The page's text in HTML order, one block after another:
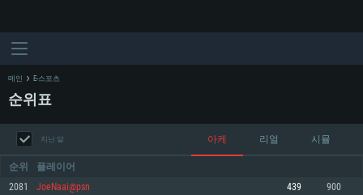
메인 E-스포츠
순위표
지난 달 아케 리얼 시뮬
순위 플레이어
2081 JoeNaai@psn 439 900